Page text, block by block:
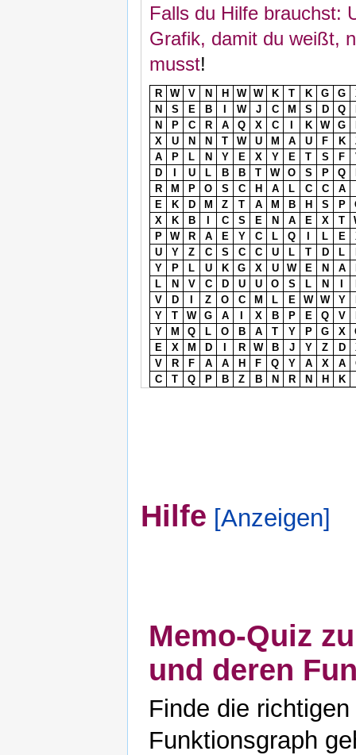
Falls du Hilfe brauchst:
Grafik, damit du weißt,
musst!
R W V N H W W K T K G G
N
S E B I W J C M S D Q
N
P C R A Q X C I K W G
X
U N N T W U M A U F K
A
P L N Y E X Y E T S F
D
I U L B B T W O S P Q
R
M P O S C H A L C C A
E
K D M Z T A M B H S P
X
K B I C S E N A E X T
P
W R A E Y C L Q I L E
U
Y Z C S C C U L T D L
Y
P L U K G X U W E N A
L
N V C D U U O S L N I
V
D I Z O C M L E W W Y
Y
T W G A I X B P E Q V
Y
M Q L O B A T Y P G X
E
X M D I R W B J Y Z D
V
R F A A H F Q Y A X A
C
T Q P B Z B N R N H K
Hilfe [Anzeigen]
Memo-Quiz
und deren
Finde die
Funktionsgraph